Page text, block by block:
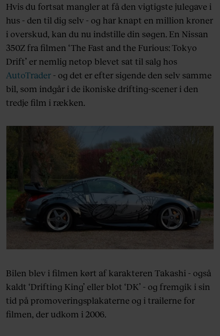
Hvis du fortsat mangler at få den vigtigste julegave i
hus - den til dig selv - og har knapt en million kroner
i overskud, kan du nu indstille din søgen. En Nissan
350Z fra filmen ‘The Fast and the Furious: Tokyo
Drift’ er nemlig netop blevet sat til salg hos
AutoTrader- og det er efter sigende den selv samme
bil, som indgår i de ikoniske drifting-scener i den
tredje film i rækken.
Bilen blev i filmen kørt af karakteren Takashi - også
kaldt ‘Drifting King’ eller blot ‘DK’ - og fremgik i sin
tid på promoveringsplakaterne og i trailerne for
filmen, der udkom i 2006.